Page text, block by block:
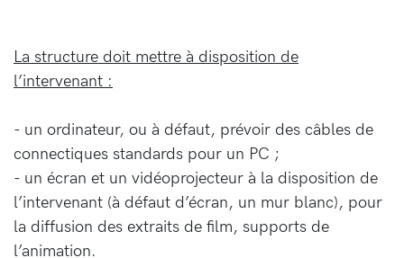
La structure doit mettre à disposition de
l’intervenant :
- un ordinateur, ou à défaut, prévoir des câbles de
connectiques standards pour un PC ;
- un écran et un vidéoprojecteur à la disposition de
l’intervenant (à défaut d’écran, un mur blanc), pour
la diffusion des extraits de film, supports de
l’animation.